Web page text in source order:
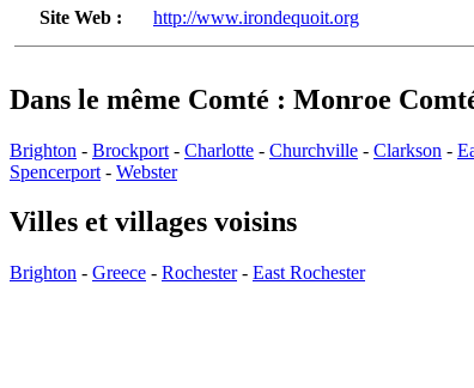
Site Web :
http://www.irondequoit.org
Dans le même Comté : Monroe
Brighton - Brockport - Charlotte - Churchville - Clarkson -
Spencerport - Webster
Villes et villages voisins
Brighton - Greece - Rochester- East Rochester